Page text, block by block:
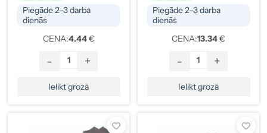
Piegāde 2–3 darba
dienās
CENA:4.44€
- +
Ielikt grozā
Piegāde 2–3 darba
dienās
CENA:13.34€
- +
Ielikt grozā